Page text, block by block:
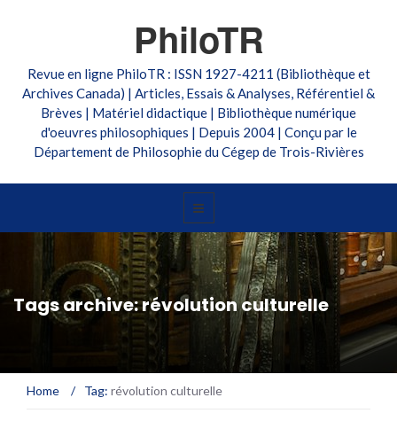
PhiloTR
Revue en ligne PhiloTR : ISSN 1927-4211 (Bibliothèque et
Archives Canada) | Articles, Essais & Analyses, Référentiel &
Brèves | Matériel didactique | Bibliothèque numérique
d'oeuvres philosophiques | Depuis 2004 | Conçu par le
Département de Philosophie du Cégep de Trois-Rivières
Tags archive: révolution culturelle
Home / Tag: révolution culturelle